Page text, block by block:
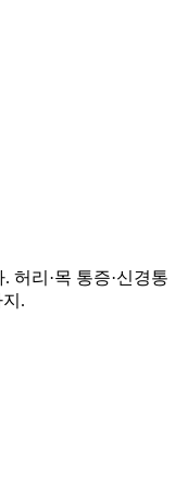
허리·목 통증·신경통
.